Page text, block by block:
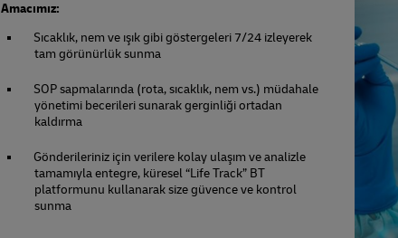
Amacımız:
Sıcaklık, nem ve ışık gibi göstergeleri 7/24 izleyerek
tam görünürlük sunma
SOP sapmalarında (rota, sıcaklık, nem vs.) müdahale
yönetimi becerileri sunarak gerginliği ortadan
kaldırma
Gönderileriniz için verilere kolay ulaşım ve analizle
tamamıyla entegre, küresel “Life Track” BT
platformunu kullanarak size güvence ve kontrol
sunma